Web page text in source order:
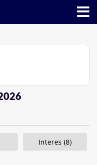
Interes (8)